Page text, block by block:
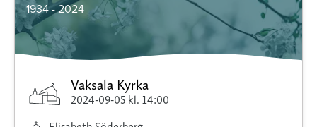
1934 - 2024
Vaksala Kyrka
2024-09-05 kl. 14:00